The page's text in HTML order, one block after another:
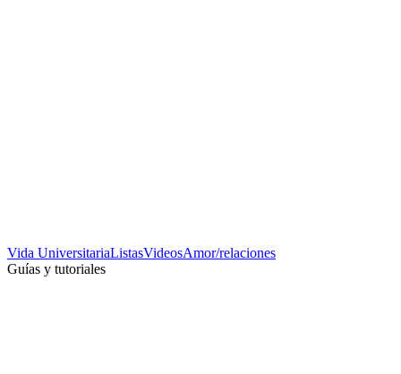
Vida UniversitariaListasVideosAmor/relaciones
Guías y tutoriales